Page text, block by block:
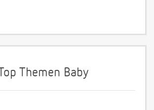
Top Themen Baby